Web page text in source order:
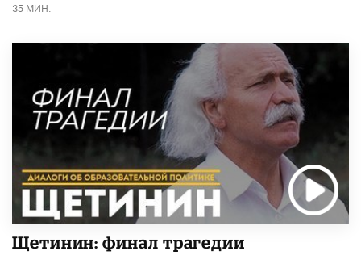
35 МИН.
Щетинин: финал трагедии